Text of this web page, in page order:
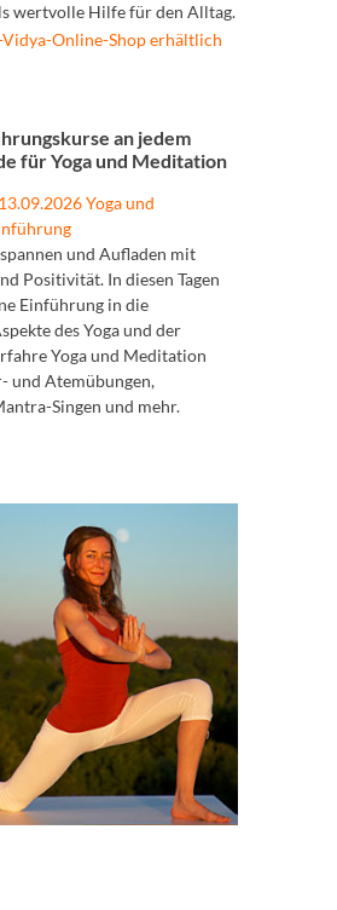
wertvolle Hilfe für den Alltag.
Vidya-Online-Shop erhältlich
an jedem
für Yoga und Meditation
Yoga und
und Aufladen mit
Positivität. In diesen Tagen
Einführung in die
des Yoga und der
Yoga und Meditation
und Atemübungen,
Singen und mehr.